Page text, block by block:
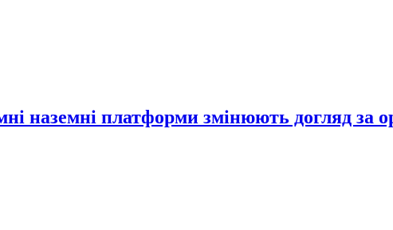
наземні платформи змінюють догляд за